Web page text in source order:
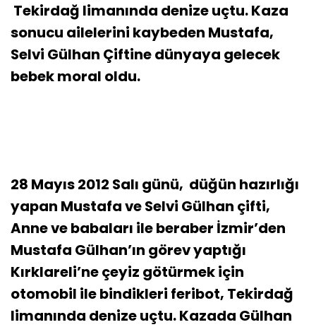
Tekirdağ limanında denize uçtu. Kaza
sonucu ailelerini kaybeden Mustafa,
Selvi Gülhan Çiftine dünyaya gelecek
bebek moral oldu.
28 Mayıs 2012 Salı günü, düğün hazırlığı
yapan Mustafa ve Selvi Gülhan çifti,
Anne ve babaları ile beraber İzmir’den
Mustafa Gülhan’ın görev yaptığı
Kırklareli’ne çeyiz götürmek için
otomobil ile bindikleri feribot, Tekirdağ
limanında denize uçtu. Kazada Gülhan